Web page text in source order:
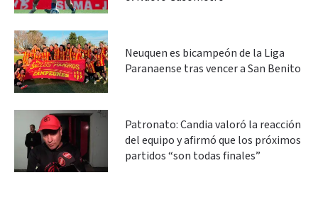
Neuquen es bicampeón de la Liga
Paranaense tras vencer a San Benito
Patronato: Candia valoró la reacción
del equipo y afirmó que los próximos
partidos “son todas finales”